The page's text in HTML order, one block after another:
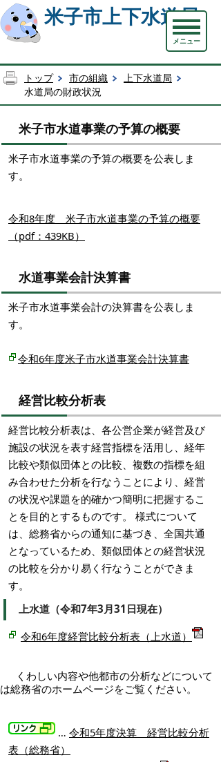
米子市上下水道局
メニュー
トップ 市の組織
上下水道局
水道局の財政状況
米子市水道事業の予算の概要
米子市水道事業の予算の概要を公表しま
す。
令和8年度 米子市水道事業の予算の概要
（pdf：439KB）
水道事業会計決算書
米子市水道事業会計の決算書を公表しま
す。
令和6年度米子市水道事業会計決算書
経営比較分析表
経営比較分析表は、各公営企業が経営及び
施設の状況を表す経営指標を活用し、経年
比較や類似団体との比較、複数の指標を組
み合わせた分析を行なうことにより、経営
の状況や課題を的確かつ簡明に把握するこ
とを目的とするものです。 様式について
は、総務省からの通知に基づき、全国共通
となっているため、類似団体との経営状況
の比較を分かり易く行なうことができま
す。
上水道（令和7年3月31日現在）
令和6年度経営比較分析表（上水道）
くわしい内容や他都市の分析などについて
は総務省のホームページをご覧ください。
… 令和5年度決算 経営比較分析
表（総務省）